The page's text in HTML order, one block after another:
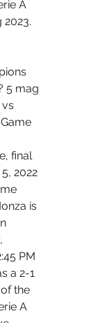
A
2023.
5 mag
final
2022
is
PM
a 2-1
the
A